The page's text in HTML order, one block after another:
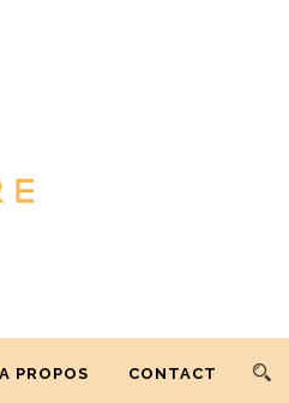
A PROPOS CONTACT